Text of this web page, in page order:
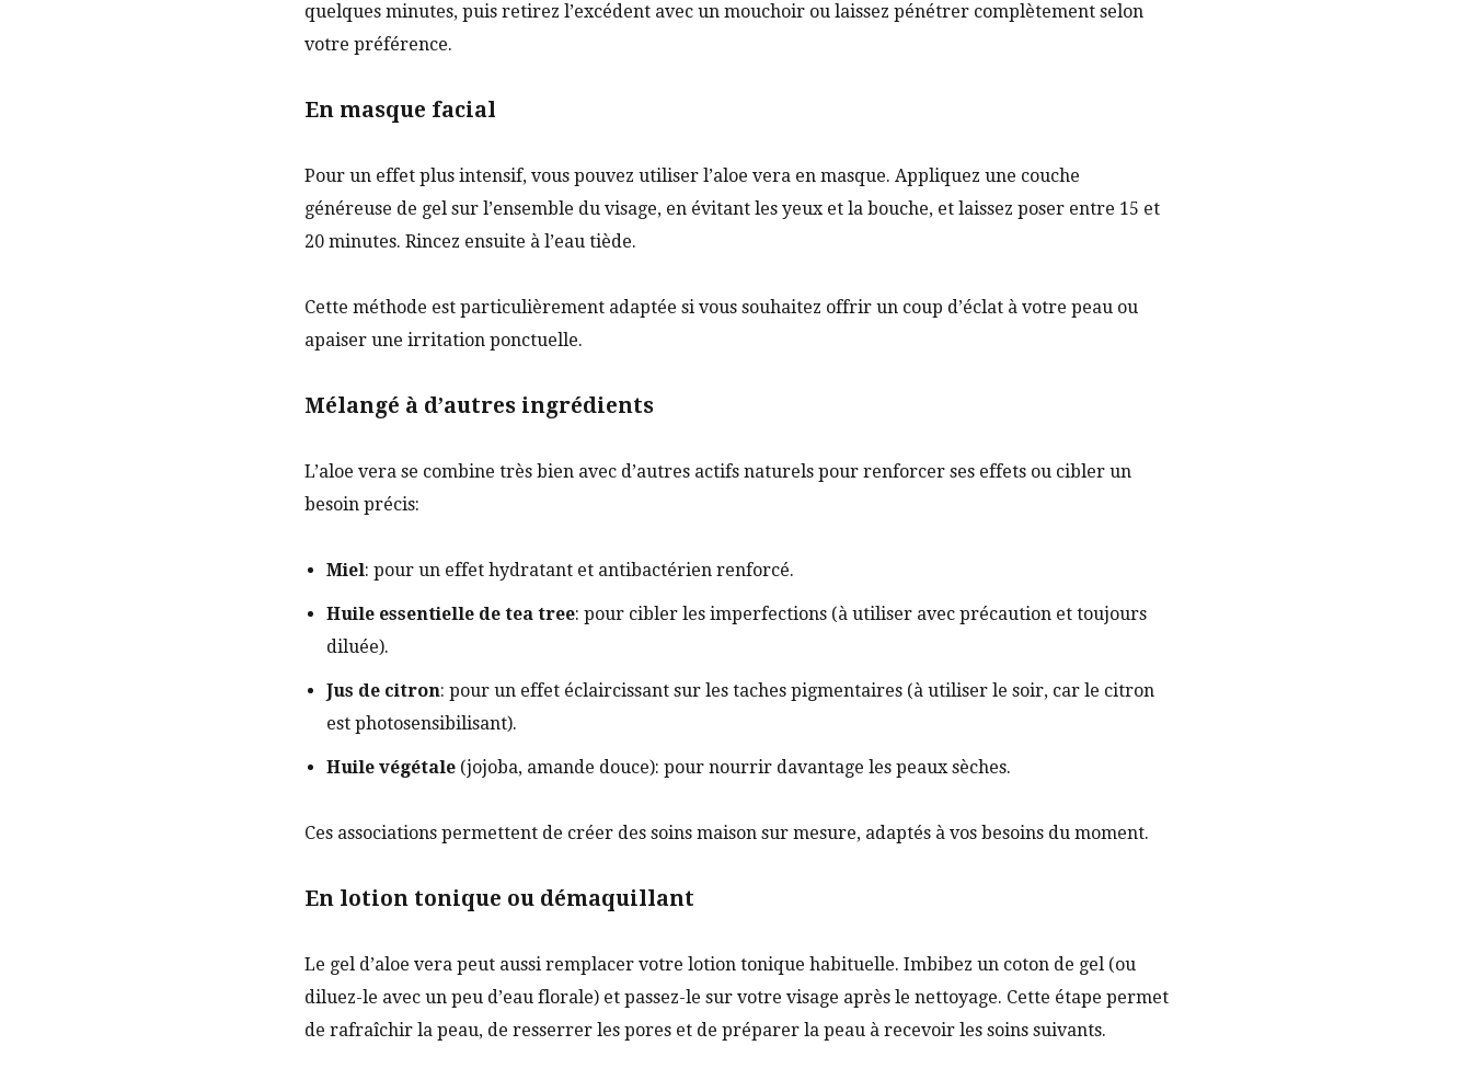
quelques minutes, puis retirez l’excédent avec un mouchoir ou laissez pénétrer complètement selon
votre préférence.
En masque facial
Pour un effet plus intensif, vous pouvez utiliser l’aloe vera en masque. Appliquez une couche
généreuse de gel sur l’ensemble du visage, en évitant les yeux et la bouche, et laissez poser entre 15 et
20 minutes. Rincez ensuite à l’eau tiède.
Cette méthode est particulièrement adaptée si vous souhaitez offrir un coup d’éclat à votre peau ou
apaiser une irritation ponctuelle.
Mélangé à d’autres ingrédients
L’aloe vera se combine très bien avec d’autres actifs naturels pour renforcer ses effets ou cibler un
besoin précis:
Miel: pour un effet hydratant et antibactérien renforcé.
Huile essentielle de tea tree: pour cibler les imperfections (à utiliser avec précaution et toujours
diluée).
Jus de citron: pour un effet éclaircissant sur les taches pigmentaires (à utiliser le soir, car le citron
est photosensibilisant).
Huile végétale(jojoba, amande douce): pour nourrir davantage les peaux sèches.
Ces associations permettent de créer des soins maison sur mesure, adaptés à vos besoins du moment.
En lotion tonique ou démaquillant
Le gel d’aloe vera peut aussi remplacer votre lotion tonique habituelle. Imbibez un coton de gel (ou
diluez-le avec un peu d’eau florale) et passez-le sur votre visage après le nettoyage. Cette étape permet
de rafraîchir la peau, de resserrer les pores et de préparer la peau à recevoir les soins suivants.